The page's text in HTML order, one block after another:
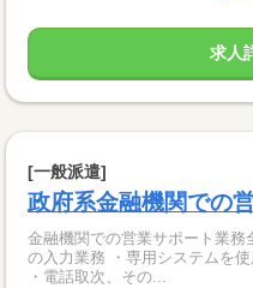
求人
[一般派遣]
政府系金融機関での
金融機関での営業サポート業
の入力業務 ・専用システムを
・電話取次、その...